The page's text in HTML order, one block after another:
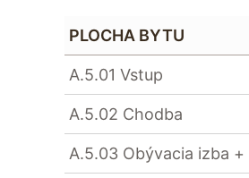
PLOCHA BYTU
A.5.01 Vstup
A.5.02 Chodba
A.5.03 Obývacia izba